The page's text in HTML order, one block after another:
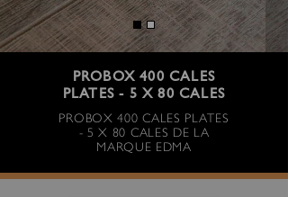
PROBOX 400 CALES
PLATES - 5 X 80 CALES
PROBOX 400 CALES PLATES
- 5 X 80 CALES DE LA
MARQUE EDMA